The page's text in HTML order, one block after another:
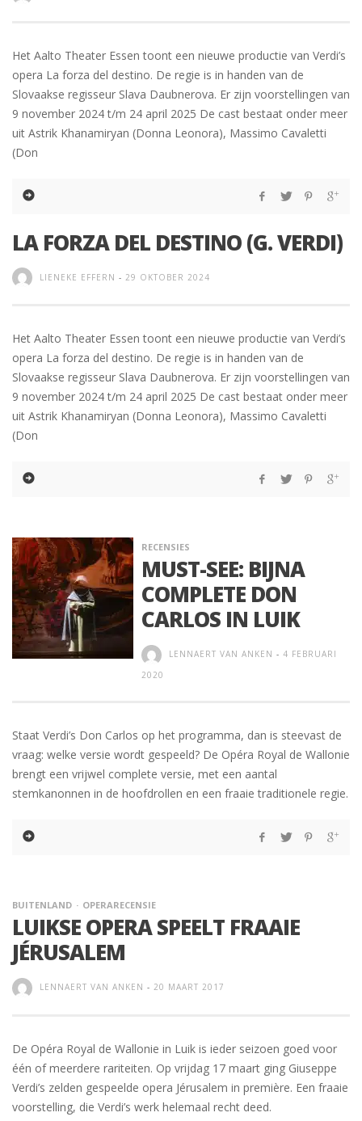
Het Aalto Theater Essen toont een nieuwe productie van Verdi’s
opera La forza del destino. De regie is in handen van de
Slovaakse regisseur Slava Daubnerova. Er zijn voorstellingen van
9 november 2024 t/m 24 april 2025 De cast bestaat onder meer
uit Astrik Khanamiryan (Donna Leonora), Massimo Cavaletti
(Don
LA FORZA DEL DESTINO (G. VERDI)
LIENEKE EFFERN - 29 OKTOBER 2024
Het Aalto Theater Essen toont een nieuwe productie van Verdi’s
opera La forza del destino. De regie is in handen van de
Slovaakse regisseur Slava Daubnerova. Er zijn voorstellingen van
9 november 2024 t/m 24 april 2025 De cast bestaat onder meer
uit Astrik Khanamiryan (Donna Leonora), Massimo Cavaletti
(Don
RECENSIES
MUST-SEE: BIJNA
COMPLETE DON
CARLOS IN LUIK
LENNAERT VAN ANKEN - 4 FEBRUARI
2020
Staat Verdi’s Don Carlos op het programma, dan is steevast de
vraag: welke versie wordt gespeeld? De Opéra Royal de Wallonie
brengt een vrijwel complete versie, met een aantal
stemkanonnen in de hoofdrollen en een fraaie traditionele regie.
BUITENLAND OPERARECENSIE
LUIKSE OPERA SPEELT FRAAIE
JÉRUSALEM
LENNAERT VAN ANKEN - 20 MAART 2017
De Opéra Royal de Wallonie in Luik is ieder seizoen goed voor
één of meerdere rariteiten. Op vrijdag 17 maart ging Giuseppe
Verdi’s zelden gespeelde opera Jérusalem in première. Een fraaie
voorstelling, die Verdi’s werk helemaal recht deed.